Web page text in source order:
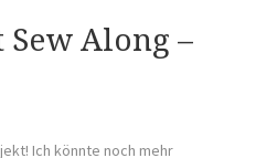
Along –
Ich könnte noch mehr